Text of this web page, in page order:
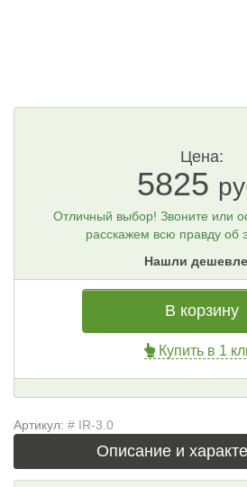
Цена:
5825
Отличный выбор! Звоните или
расскажем всю правду об
Нашли
В корзину
Купить в 1
Артикул: # IR-3.0
Описание и